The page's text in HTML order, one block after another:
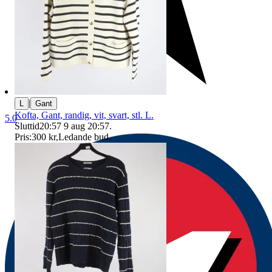
5.0
| Gant
Kofta, Gant, randig, vit, svart, stl. L.
Sluttid20:57 9 aug 20:57.
Pris:300 kr,Ledande bud.